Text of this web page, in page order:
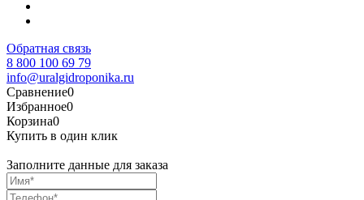
Обратная связь
8 800 100 69 79
info@uralgidroponika.ru
Сравнение0
Избранное0
Корзина0
Купить в один клик
Заполните данные для заказа